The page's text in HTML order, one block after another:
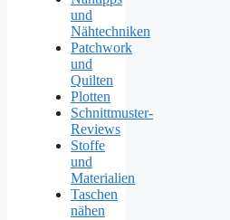
und
Nähtechniken
Patchwork
und
Quilten
Plotten
Schnittmuster-
Reviews
Stoffe
und
Materialien
Taschen
nähen